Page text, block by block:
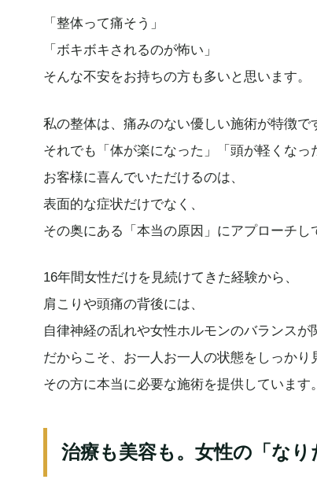
「整体って痛そう」
「ボキボキされるのが怖い」
そんな不安をお持ちの方も多いと思います。
私の整体は、痛みのない優しい施術が特徴で
それでも「体が楽になった」「頭が軽くなっ
お客様に喜んでいただけるのは、
表面的な症状だけでなく、
その奥にある「本当の原因」にアプローチし
16年間女性だけを見続けてきた経験から、
肩こりや頭痛の背後には、
自律神経の乱れや女性ホルモンのバランス
だからこそ、お一人お一人の状態をしっかり
その方に本当に必要な施術を提供しています。
治療も美容も。女性の「な